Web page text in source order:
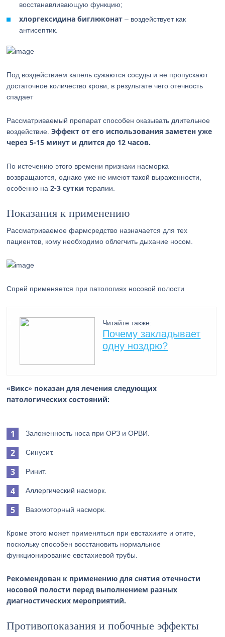
восстанавливающую функцию;
хлоргексидина биглюконат – воздействует как
антисептик.
Под воздействием капель сужаются сосуды и не пропускают
достаточное количество крови, в результате чего отечность
спадает
Рассматриваемый препарат способен оказывать длительное
воздействие.Эффект от его использования заметен уже
через 5-15 минут и длится до 12 часов.
По истечению этого времени признаки насморка
возвращаются, однако уже не имеют такой выраженности,
особенно на2-3 сутки терапии.
Показания к применению
Рассматриваемое фармсредство назначается для тех
пациентов, кому необходимо облегчить дыхание носом.
Спрей применяется при патологиях носовой полости
Читайте также:
Почему закладывает
одну ноздрю?
«Викс» показан для лечения следующих
патологических состояний:
Заложенность носа при ОРЗ и ОРВИ.
Синусит.
Ринит.
Аллергический насморк.
Вазомоторный насморк.
Кроме этого может применяться при евстахиите и отите,
поскольку способен восстановить нормальное
функционирование евстахиевой трубы.
Рекомендован к применению для снятия отечности
носовой полости перед выполнением разных
диагностических мероприятий.
Противопоказания и побочные эффекты